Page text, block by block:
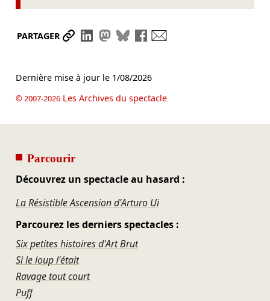
PARTAGER Partager le lien
Partager sur LinkedIn
Partager sur Mastodon
Partager sur Bluesky
Partager sur Facebook
Dernière mise à jour le 1/08/2026
© 2007-2026Les Archives du spectacle
Parcourir
Découvrez un spectacle au hasard :
La Résistible Ascension d'Arturo Ui
Parcourez les derniers spectacles :
Six petites histoires d'Art Brut
Si le loup l'était
Ravage tout court
Puff